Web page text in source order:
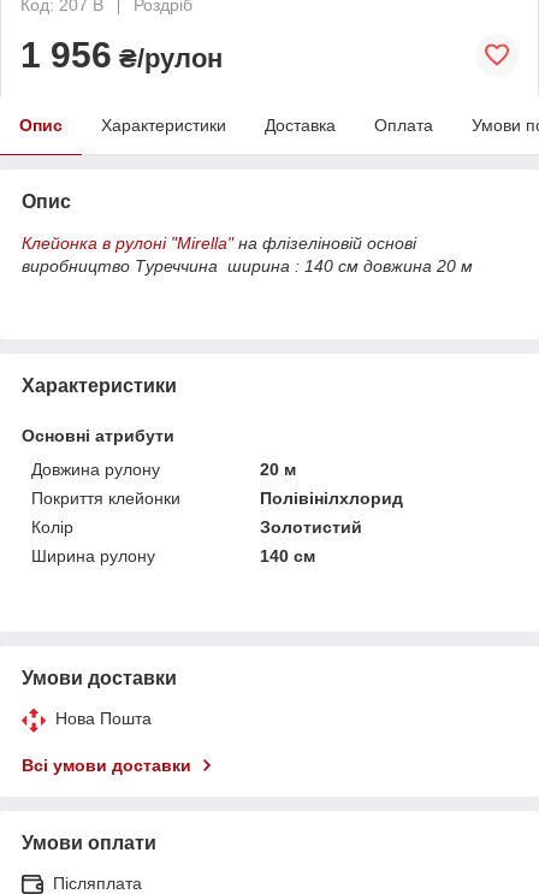
Код: 207 B
Роздріб
1 956 ₴/рулон
Опис Характеристики Доставка Оплата Умови
Опис
Клейонка в рулоні "Mirella" на флізеліновій основі
виробництво Туреччина ширина : 140 см довжина 20 м
Характеристики
Основні атрибути
Довжина рулону
20 м
Покриття клейонки
Полівінілхлорид
Колір
Золотистий
Ширина рулону
140 см
Умови доставки
Нова Пошта
Всі умови доставки
Умови оплати
Післяплата